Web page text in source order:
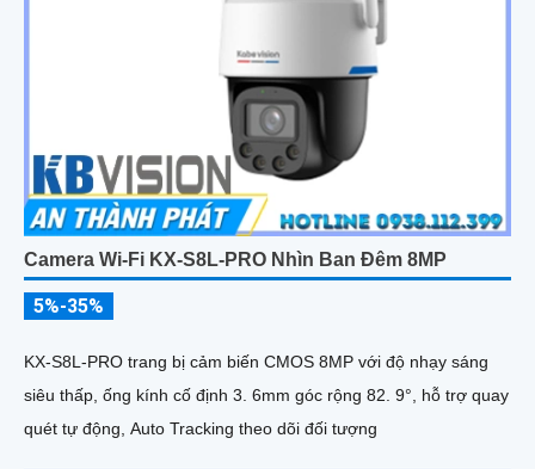
Camera Wi-Fi KX-S8L-PRO Nhìn Ban Đêm 8MP
5%-35%
KX-S8L-PRO trang bị cảm biến CMOS 8MP với độ nhạy sáng
siêu thấp, ống kính cố định 3. 6mm góc rộng 82. 9°, hỗ trợ quay
quét tự động, Auto Tracking theo dõi đối tượng